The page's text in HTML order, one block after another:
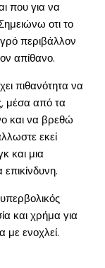
που για να
οτι το
περιβάλλον
απίθανο.
πιθανότητα να
μέσα από τα
και να βρεθώ
εκεί
και μια
και χρήμα για
με ενοχλεί.